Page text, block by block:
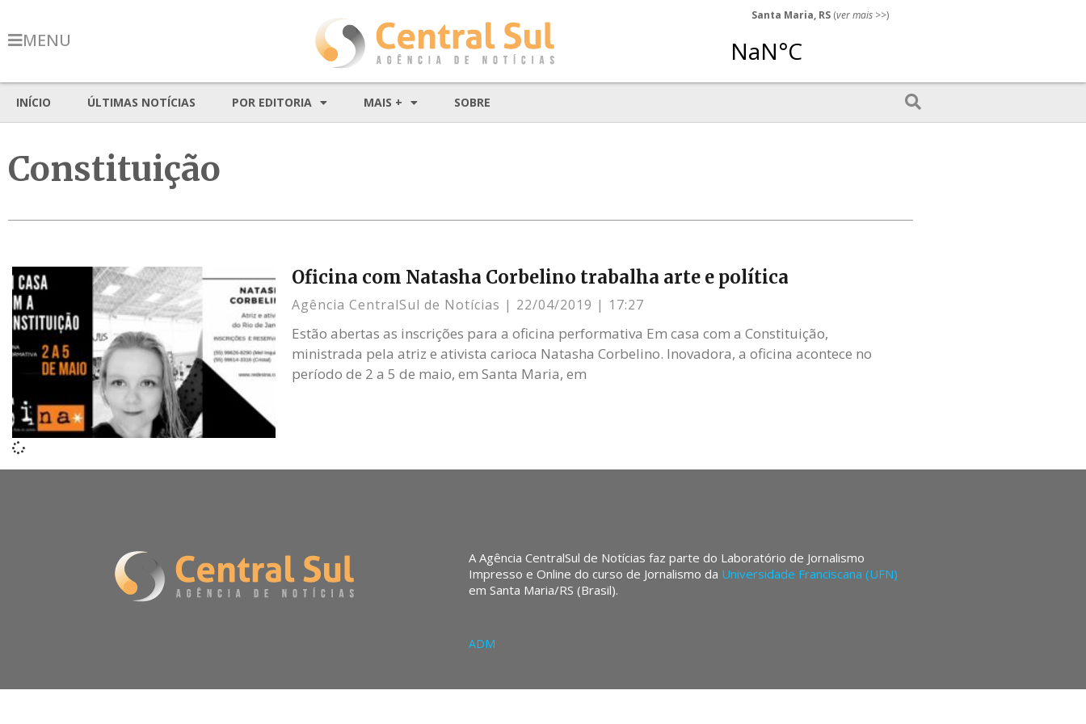
MENU
Santa Maria, RS (ver mais >>)
INÍCIO ÚLTIMAS NOTÍCIAS POR EDITORIA MAIS + SOBRE
Constituição
Oficina com Natasha Corbelino trabalha arte e política
Agência CentralSul de Notícias 22/04/2019 17:27
Estão abertas as inscrições para a oficina performativa Em casa com a Constituição,
ministrada pela atriz e ativista carioca Natasha Corbelino. Inovadora, a oficina acontece no
período de 2 a 5 de maio, em Santa Maria, em
A Agência CentralSul de Notícias faz parte do Laboratório de Jornalismo
Impresso e Online do curso de Jornalismo da Universidade Franciscana (UFN)
em Santa Maria/RS (Brasil).
ADM